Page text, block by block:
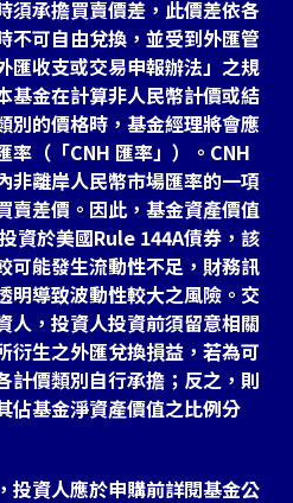
須承擔買賣價差，此價差依各
不可自由兌換，並受到外匯管
匯收支或交易申報辦法」之規
基金在計算非人民幣計價或結
別的價格時，基金經理將會應
率（「CNH 匯率」）。CNH
非離岸人民幣市場匯率的一項
賣差價。因此，基金資產價值
資於美國Rule 144A債券，該
可能發生流動性不足，財務訊
明導致波動性較大之風險。交
人，投資人投資前須留意相關
衍生之外匯兌換損益，若為可
計價類別自行承擔；反之，則
佔基金淨資產價值之比例分
投資人應於申購前詳閱基金公